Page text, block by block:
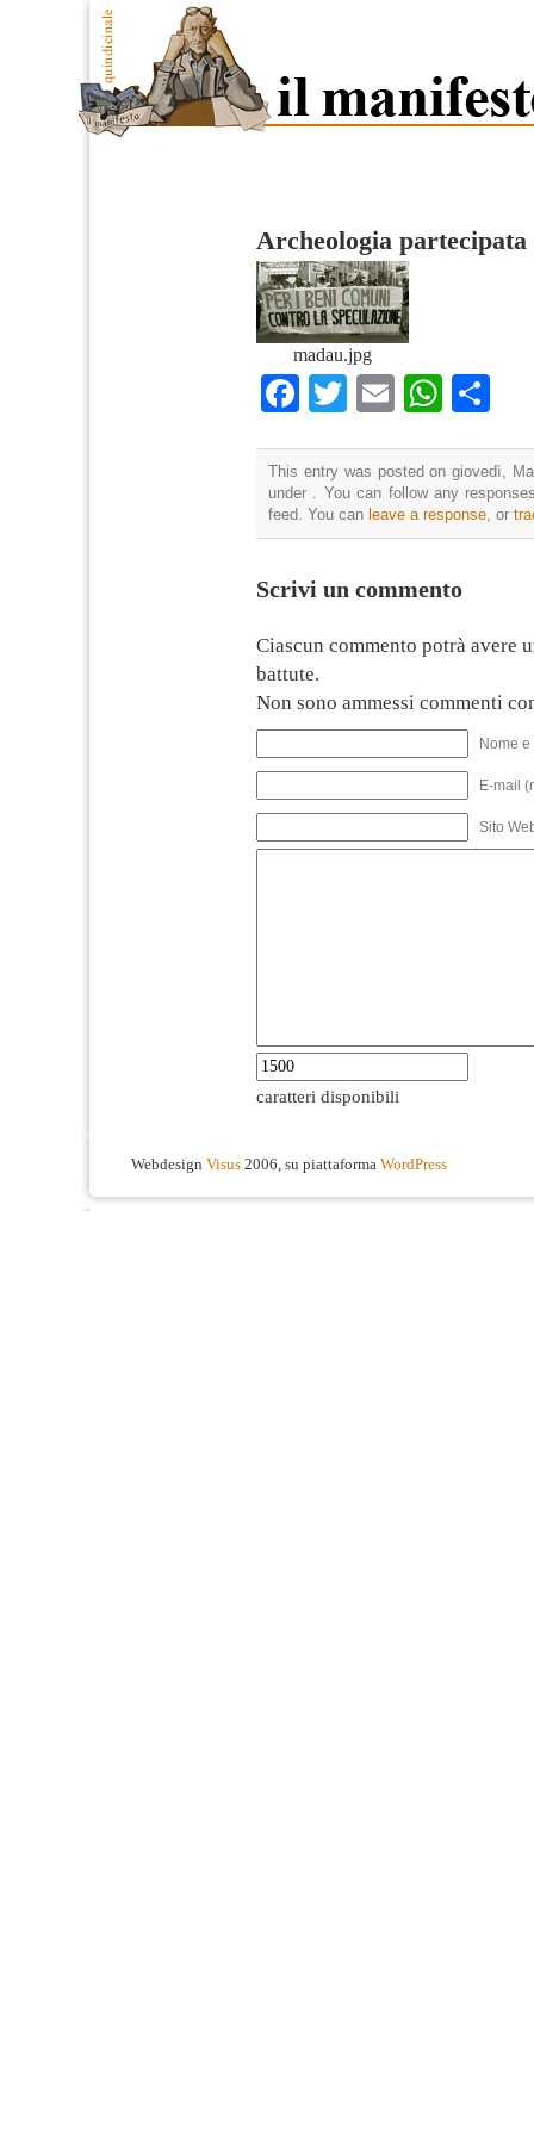
Archeologia partecipata
madau.jpg
Facebook
TwitterEmail
This entry was posted on giovedì,
under . You can follow any
feed. You can leave a response , or
Scrivi un commento
Ciascun commento potrà avere
battute.
Non sono ammessi commenti
Nome
E-mail
Sito
caratteri disponibili
Webdesign Visus 2006, su piattaforma WordPress